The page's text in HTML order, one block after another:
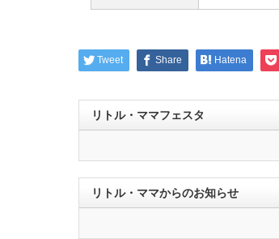
Tweet Share Hatena
リトル・ママフェスタ
リトル・ママからのお知らせ